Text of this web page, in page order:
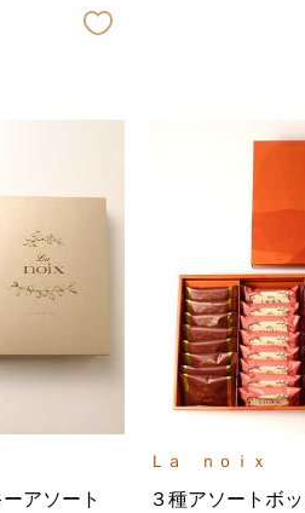
アソート
Ｌａ ｎｏｉｘ
３種アソートボ